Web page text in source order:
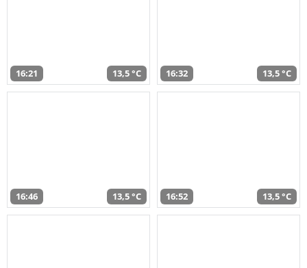
16:21 13,5 °C 16:32 13,5 °C
16:46 13,5 °C 16:52 13,5 °C